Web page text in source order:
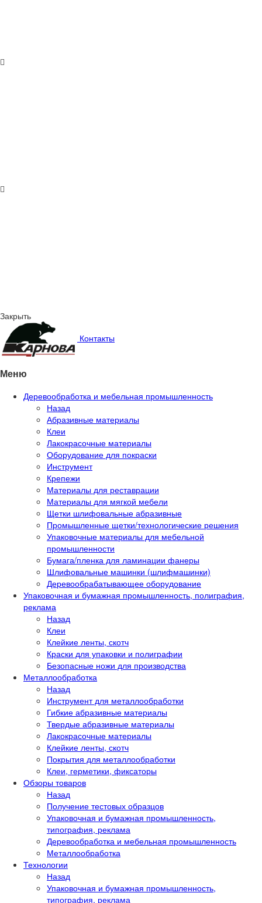
Закрыть
Контакты
Меню
Деревообработка и мебельная промышленность
Назад
Абразивные материалы
Клеи
Лакокрасочные материалы
Оборудование для покраски
Инструмент
Крепежи
Материалы для реставрации
Материалы для мягкой мебели
Щетки шлифовальные абразивные
Промышленные щетки/технологические решения
Упаковочные материалы для мебельной
промышленности
Бумага/пленка для ламинации фанеры
Шлифовальные машинки (шлифмашинки)
Деревообрабатывающее оборудование
Упаковочная и бумажная промышленность, полиграфия,
реклама
Назад
Клеи
Клейкие ленты, скотч
Краски для упаковки и полиграфии
Безопасные ножи для производства
Металлообработка
Назад
Инструмент для металлообработки
Гибкие абразивные материалы
Твердые абразивные материалы
Лакокрасочные материалы
Клейкие ленты, скотч
Покрытия для металлообработки
Клеи, герметики, фиксаторы
Обзоры товаров
Назад
Получение тестовых образцов
Упаковочная и бумажная промышленность,
типография, реклама
Деревообработка и мебельная промышленность
Металлообработка
Технологии
Назад
Упаковочная и бумажная промышленность,
типография, реклама